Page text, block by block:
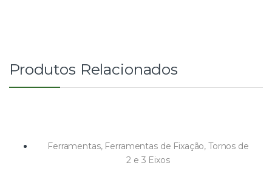
Produtos Relacionados
Ferramentas, Ferramentas de Fixação,Tornos de
2 e 3 Eixos